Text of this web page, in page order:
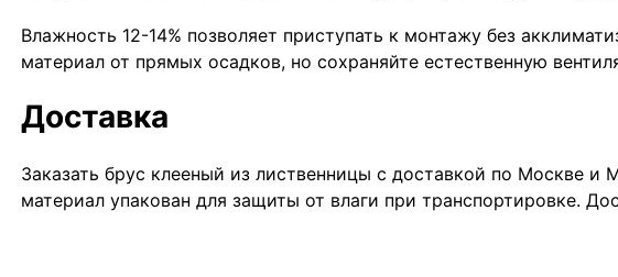
Влажность 12-14% позволяет приступать к монтажу без
материал от прямых осадков, но сохраняйте естественную
Доставка
Заказать брус клееный из лиственницы с доставкой по Москве
материал упакован для защиты от влаги при транспортировке.